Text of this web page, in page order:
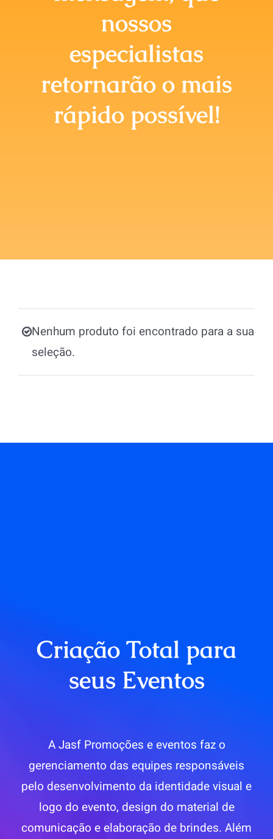
nossos
especialistas
retornarão o mais
rápido possível!
Nenhum produto foi encontrado para a sua
seleção.
Criação Total para
seus Eventos
A Jasf Promoções e eventos faz o
gerenciamento das equipes responsáveis
pelo desenvolvimento da identidade visual e
logo do evento, design do material de
comunicação e elaboração de brindes. Além